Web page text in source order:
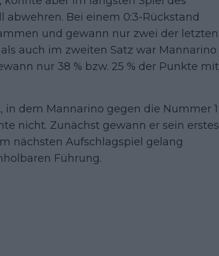
abwehren. Bei einem 0:3-Rückstand
und gewann nur zwei der letzten
auch im zweiten Satz war Mannarino
nur 38 % bzw. 25 % der Punkte mit
dem Mannarino gegen die Nummer 1
nicht. Zunächst gewann er sein erstes
nächsten Aufschlagspiel gelang
Führung.